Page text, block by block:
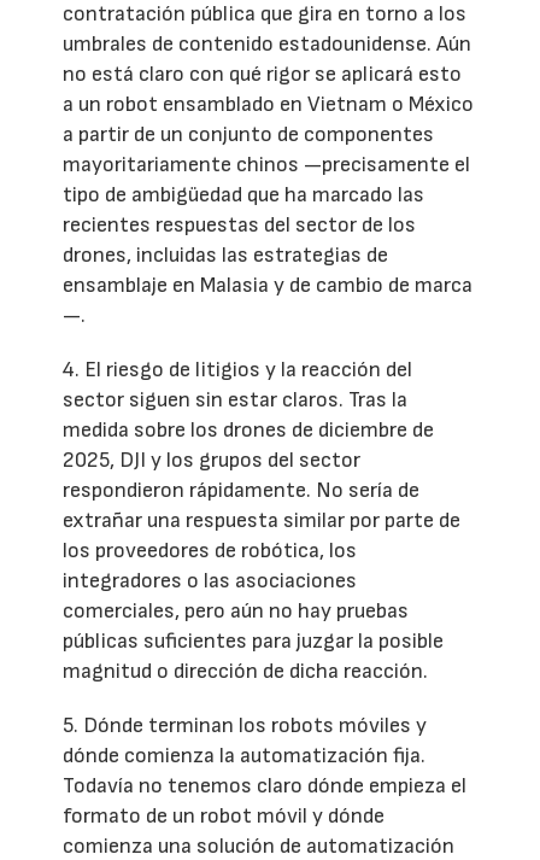
contratación pública que gira en torno a los
umbrales de contenido estadounidense. Aún
no está claro con qué rigor se aplicará esto
a un robot ensamblado en Vietnam o México
a partir de un conjunto de componentes
mayoritariamente chinos —precisamente el
tipo de ambigüedad que ha marcado las
recientes respuestas del sector de los
drones, incluidas las estrategias de
ensamblaje en Malasia y de cambio de marca
—.
4. El riesgo de litigios y la reacción del
sector siguen sin estar claros. Tras la
medida sobre los drones de diciembre de
2025, DJI y los grupos del sector
respondieron rápidamente. No sería de
extrañar una respuesta similar por parte de
los proveedores de robótica, los
integradores o las asociaciones
comerciales, pero aún no hay pruebas
públicas suficientes para juzgar la posible
magnitud o dirección de dicha reacción.
5. Dónde terminan los robots móviles y
dónde comienza la automatización fija.
Todavía no tenemos claro dónde empieza el
formato de un robot móvil y dónde
comienza una solución de automatización